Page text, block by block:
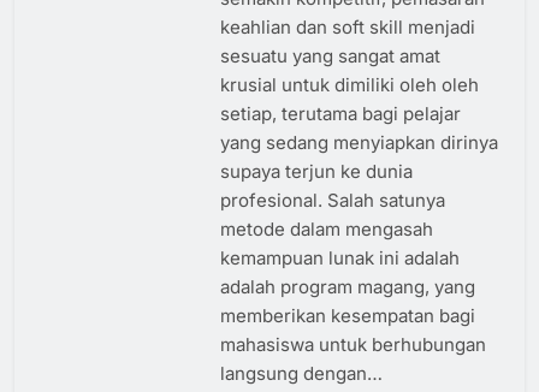
keahlian dan soft skill menjadi
sesuatu yang sangat amat
krusial untuk dimiliki oleh oleh
setiap, terutama bagi pelajar
yang sedang menyiapkan dirinya
supaya terjun ke dunia
profesional. Salah satunya
metode dalam mengasah
kemampuan lunak ini adalah
adalah program magang, yang
memberikan kesempatan bagi
mahasiswa untuk berhubungan
langsung dengan…